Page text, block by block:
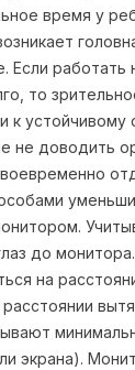
время у
Если работать
то
к устойчивому
не доводить
до
на
экрана).